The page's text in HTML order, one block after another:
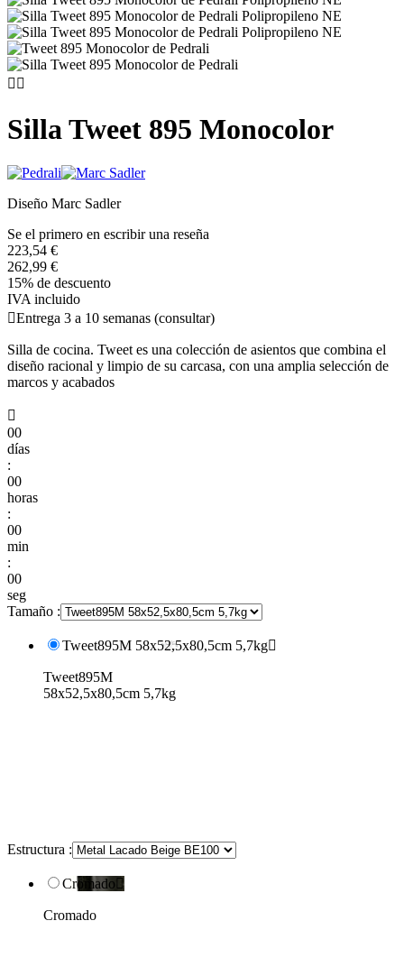
 
Silla Tweet 895 Monocolor
Diseño Marc Sadler
Se el primero en escribir una reseña
223,54 €
262,99 €
15% de descuento
IVA incluido
Entrega 3 a 10 semanas (consultar)
Silla de cocina. Tweet es una colección de asientos que combina el
diseño racional y limpio de su carcasa, con una amplia selección de
marcos y acabados

00
días
:
00
horas
:
00
min
:
00
seg
Tamaño :
Tweet895M 58x52,5x80,5cm 5,7kg
Tweet895M
58x52,5x80,5cm 5,7kg
Estructura :
Cromado 
Cromado